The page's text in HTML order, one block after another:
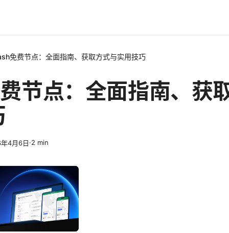
免费节点：全面指南、获取方式与实用技巧
节点：全面指南、获
4月6日·2 min